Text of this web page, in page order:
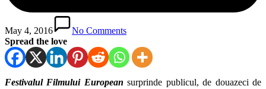
May 4, 2016
No Comments
Spread the love
Festivalul Filmului European surprinde publicul, de douazeci de